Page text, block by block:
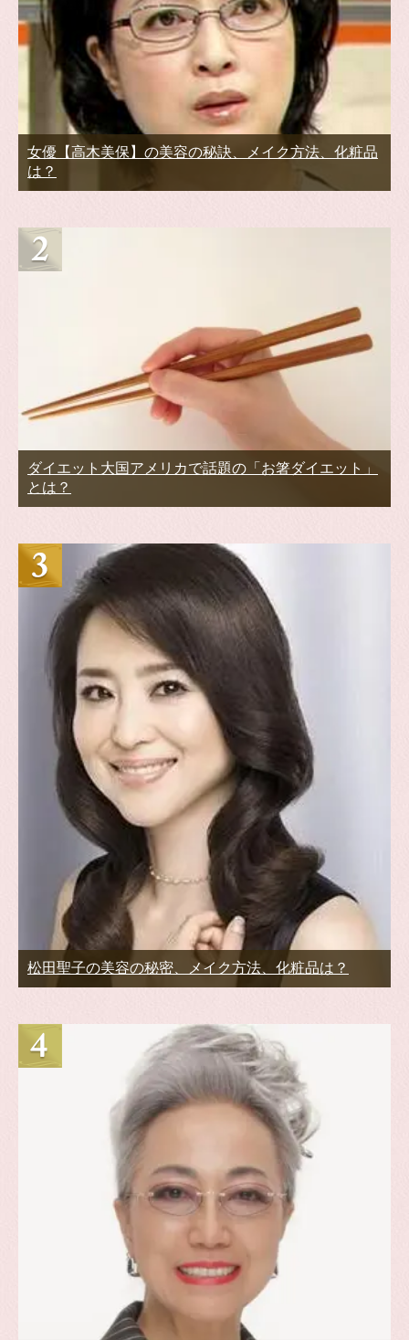
女優【高木美保】の美容の秘訣、メイク方法、化粧品
は？
ダイエット大国アメリカで話題の「お箸ダイエット」
とは？
松田聖子の美容の秘密、メイク方法、化粧品は？